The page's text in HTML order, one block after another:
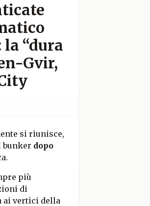
“dura
Gvir,
si riunisce,
bunker dopo
più
di
ai vertici della